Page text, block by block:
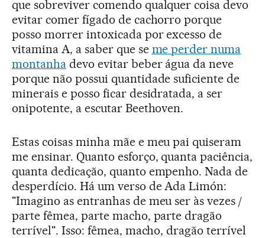
que sobreviver comendo qualquer coisa devo
evitar comer fígado de cachorro porque
posso morrer intoxicada por excesso de
vitamina A, a saber que se me perder numa
montanhadevo evitar beber água da neve
porque não possui quantidade suficiente de
minerais e posso ficar desidratada, a ser
onipotente, a escutar Beethoven.
Estas coisas minha mãe e meu pai quiseram
me ensinar. Quanto esforço, quanta paciência,
quanta dedicação, quanto empenho. Nada de
desperdício. Há um verso de Ada Limón:
"Imagino as entranhas de meu ser às vezes /
parte fêmea, parte macho, parte dragão
terrível". Isso: fêmea, macho, dragão terrível